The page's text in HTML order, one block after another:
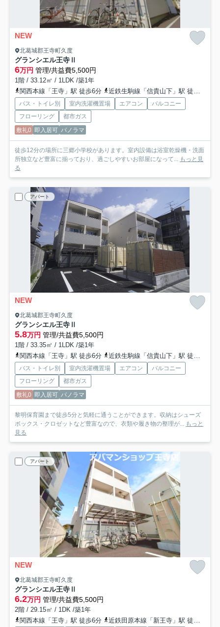
NEW
北葛城郡王寺町久度
グランシエル王寺Ⅱ
6万円 管理/共益費5,500円
1階 / 33.12㎡ / 1LDK /築1年
関西本線「王寺」駅 徒歩6分
近鉄生駒線「信貴山下」駅 徒歩11分
バス・トイレ別 室内洗濯機置場 エアコン
バルコニー
フローリング
都市ガス
敷礼0 即入居可 パノラマ
徒歩12分の場所に三郷小学校があります。室内設備は浴室乾燥機・洗面
所独立など豊富に揃っており、過ごしやすいお部屋になって... もっと見
る
アパート
NEW
北葛城郡王寺町久度
グランシエル王寺Ⅱ
5.8万円 管理/共益費5,500円
1階 / 33.35㎡ / 1LDK /築1年
関西本線「王寺」駅 徒歩6分
近鉄生駒線「信貴山下」駅 徒歩11分
バス・トイレ別 室内洗濯機置場 エアコン
バルコニー
フローリング
都市ガス
敷礼0 即入居可 パノラマ
黎明保育園まで徒歩5分と気軽に通うことができます。収納はシューズ
ボックス・クロゼットなど豊富なので、衣類や履き物の整理が... もっと
見る
アパート
NEW
北葛城郡王寺町久度
グランシエル王寺Ⅱ
6.2万円 管理/共益費5,500円
2階 / 29.15㎡ / 1DK /築1年
関西本線「王寺」駅 徒歩6分
近鉄田原本線「新王寺」駅 徒歩7分